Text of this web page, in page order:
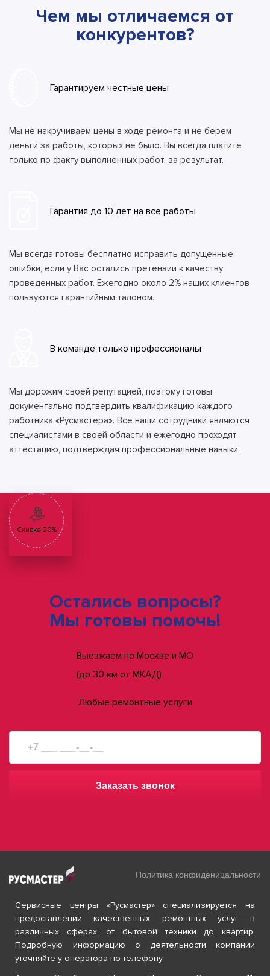
Чем мы отличаемся от
конкурентов?
Гарантируем честные цены
Мы не накручиваем цены в ходе ремонта и не берем
деньги за работы, которых не было. Вы всегда платите
только по факту выполненных работ, за результат.
Гарантия до 10 лет на все работы
Мы всегда готовы бесплатно исправить допущенные
ошибки, если у Вас остались претензии к качеству
проведенных работ. Ежегодно около 2% наших клиентов
пользуются гарантийным талоном.
В команде только профессионалы
Мы дорожим своей репутацией, поэтому готовы
документально подтвердить квалификацию каждого
работника «Русмастера». Все наши сотрудники являются
специалистами в своей области и ежегодно проходят
аттестацию, подтверждая профессиональные навыки.
Скидка 20%
Остались вопросы?
Мы готовы помочь!
Выезжаем по Москве и МО
(до 30 км от МКАД)
Любые ремонтные услуги
Заказать звонок
Политика конфиденицальности
Сервисные центры «Русмастер» специализируется на
предоставлении качественных ремонтных услуг в
различных сферах: от бытовой техники до квартир.
Подробную информацию о деятельности компании
уточняйте у оператора по телефону.